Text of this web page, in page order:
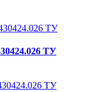
ТУ